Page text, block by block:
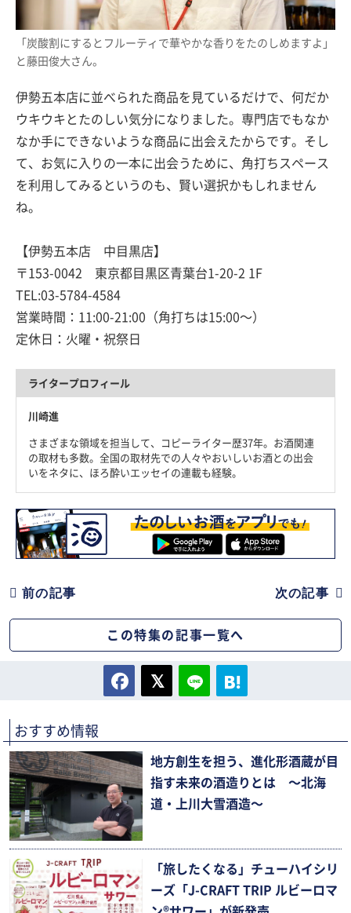
「炭酸割にするとフルーティで華やかな香りをたのしめますよ」
と藤田俊大さん。
伊勢五本店に並べられた商品を見ているだけで、何だか
ウキウキとたのしい気分になりました。専門店でもなか
なか手にできないような商品に出会えたからです。そし
て、お気に入りの一本に出会うために、角打ちスペース
を利用してみるというのも、賢い選択かもしれません
ね。
【伊勢五本店 中目黒店】
〒153-0042 東京都目黒区青葉台1-20-2 1F
TEL:03-5784-4584
営業時間：11:00-21:00（角打ちは15:00〜）
定休日：火曜・祝祭日
ライタープロフィール
川崎進
さまざまな領域を担当して、コピーライター歴37年。お酒関連
の取材も多数。全国の取材先での人々やおいしいお酒との出会
いをネタに、ほろ酔いエッセイの連載も経験。
前の記事 次の記事
この特集の記事一覧へ
おすすめ情報
地方創生を担う、進化形酒蔵が目
指す未来の酒造りとは 〜北海
道・上川大雪酒造〜
「旅したくなる」チューハイシリ
ーズ「J-CRAFT TRIP ルビーロマ